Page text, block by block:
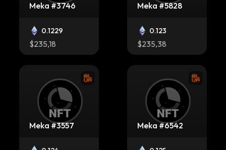
Meka #3746
0.1229
$235,18
Meka #5828
0.123
$235,38
Meka #3557 Meka #6542